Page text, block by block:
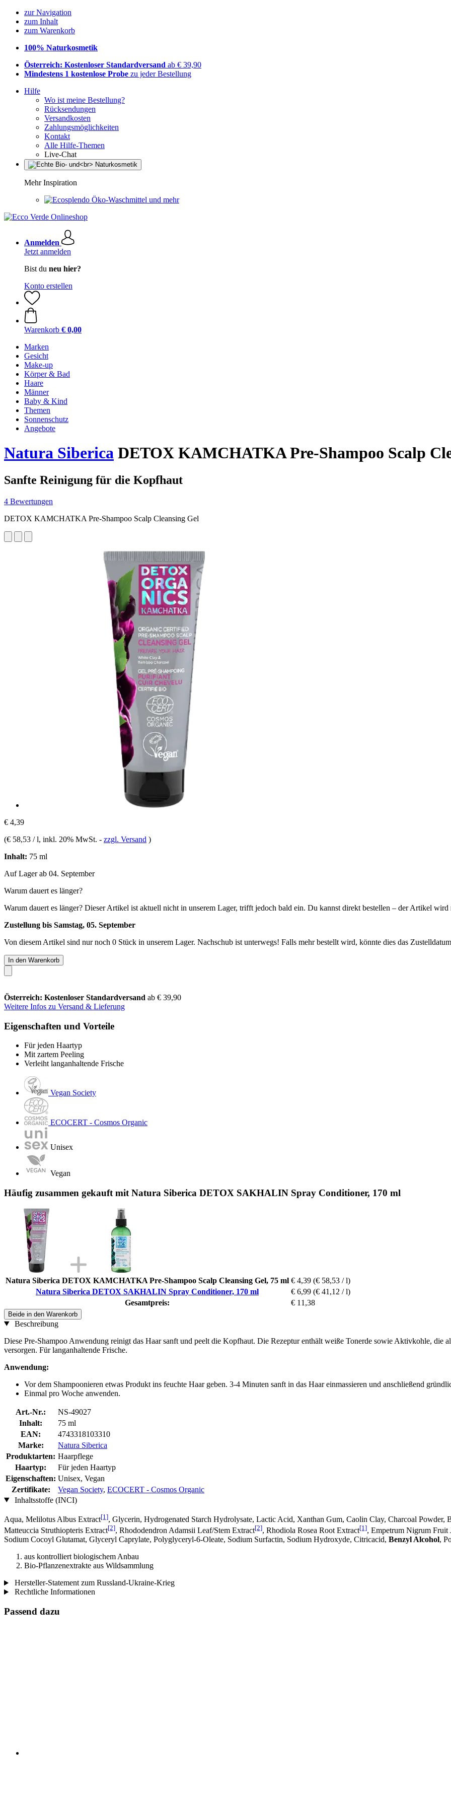
zur Navigation
zum Inhalt
zum Warenkorb
100% Naturkosmetik
Österreich: Kostenloser Standardversand ab € 39,90
Mindestens 1 kostenlose Probe zu jeder Bestellung
Hilfe
Wo ist meine Bestellung?
Rücksendungen
Versandkosten
Zahlungsmöglichkeiten
Kontakt
Alle Hilfe-Themen
Live-Chat
Mehr Inspiration
Öko-Waschmittel und mehr
Anmelden
Jetzt anmelden
Bist du neu hier?
Konto erstellen
Warenkorb € 0,00
Marken
Gesicht
Make-up
Körper & Bad
Haare
Männer
Baby & Kind
Themen
Sonnenschutz
Angebote
Natura Siberica DETOX KAMCHATKA Pre-Shampoo Scalp
Sanfte Reinigung für die Kopfhaut
4 Bewertungen
DETOX KAMCHATKA Pre-Shampoo Scalp Cleansing Gel
€ 4,39
(€ 58,53 / l, inkl. 20% MwSt. - zzgl. Versand )
Inhalt: 75 ml
Auf Lager ab 04. September
Warum dauert es länger?
Warum dauert es länger? Dieser Artikel ist aktuell nicht in unserem Lager, trifft jedoch bald ein. Du kannst direkt bestellen – der Artikel wird
Zustellung bis Samstag, 05. September
Von diesem Artikel sind nur noch 0 Stück in unserem Lager. Nachschub ist unterwegs! Falls mehr bestellt wird, könnte dies das
In den Warenkorb
Österreich: Kostenloser Standardversand ab € 39,90
Weitere Infos zu Versand & Lieferung
Eigenschaften und Vorteile
Für jeden Haartyp
Mit zartem Peeling
Verleiht langanhaltende Frische
Vegan Society
ECOCERT - Cosmos Organic
Unisex
Vegan
Häufig zusammen gekauft mit Natura Siberica DETOX SAKHALIN Spray Conditioner, 170 ml
Natura Siberica DETOX KAMCHATKA Pre-Shampoo Scalp Cleansing Gel, 75 ml € 4,39 (€ 58,53 / l)
Natura Siberica DETOX SAKHALIN Spray Conditioner, 170 ml
€ 6,99 (€ 41,12 / l)
Gesamtpreis:
€ 11,38
Beide in den Warenkorb
Beschreibung
Diese Pre-Shampoo Anwendung reinigt das Haar sanft und peelt die Kopfhaut. Die Rezeptur enthält weiße Tonerde sowie Aktivkohle,
versorgen. Für langanhaltende Frische.
Anwendung:
Vor dem Shampoonieren etwas Produkt ins feuchte Haar geben. 3-4 Minuten sanft in das Haar einmassieren und anschließend
Einmal pro Woche anwenden.
Art.-Nr.:
NS-49027
Inhalt:
75 ml
EAN:
4743318103310
Marke:
Natura Siberica
Produktarten: Haarpflege
Haartyp:
Für jeden Haartyp
Eigenschaften: Unisex, Vegan
Zertifikate:
Vegan Society, ECOCERT - Cosmos Organic
Inhaltsstoffe (INCI)
Aqua, Melilotus Albus Extract[1], Glycerin, Hydrogenated Starch Hydrolysate, Lactic Acid, Xanthan Gum, Caolin Clay, Charcoal Powder,
Matteuccia Struthiopteris Extract[2], Rhododendron Adamsii Leaf/Stem Extract[2], Rhodiola Rosea Root Extract[1], Empetrum Nigrum Fruit
Sodium Cocoyl Glutamat, Glyceryl Caprylate, Polyglyceryl-6-Oleate, Sodium Surfactin, Sodium Hydroxyde, Citricacid, Benzyl Alcohol,
aus kontrolliert biologischem Anbau
Bio-Pflanzenextrakte aus Wildsammlung
Hersteller-Statement zum Russland-Ukraine-Krieg
Rechtliche Informationen
Passend dazu